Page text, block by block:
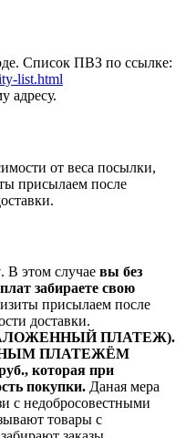
Список ПВЗ по ссылке:
list.html
адресу.
от веса посылки,
присылаем после
. В этом случае вы без
забираете свою
присылаем после
доставки.
ПЛАТЕЖ).
ПЛАТЕЖЁМ
которая при
покупки. Даная мера
с недобросовестными
товары с